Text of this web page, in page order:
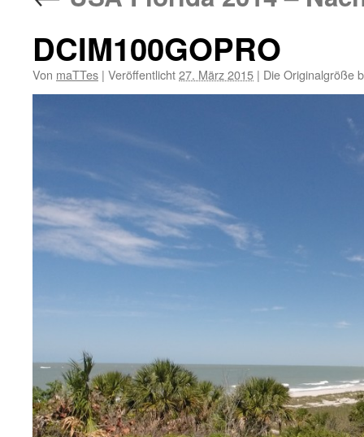
DCIM100GOPRO
Von maTTes | Veröffentlicht27. März 2015 | Die Originalgröße